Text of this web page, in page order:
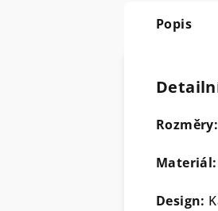
Popis
Rozměry:
Materiál:
Design: